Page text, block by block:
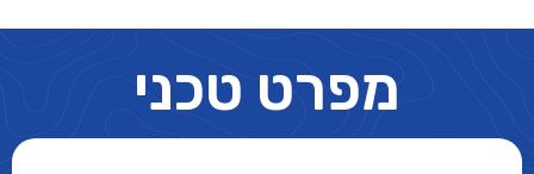
מפרט טכני